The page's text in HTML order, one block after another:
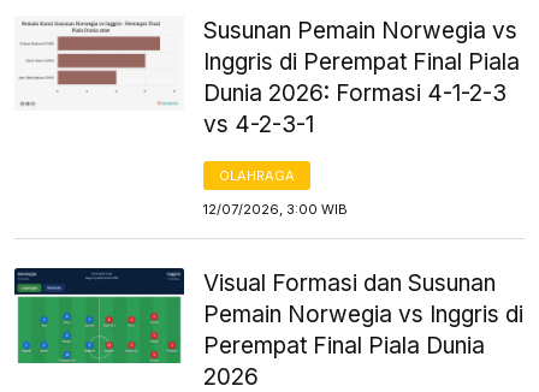
Susunan Pemain Norwegia vs
Inggris di Perempat Final Piala
Dunia 2026: Formasi 4-1-2-3
vs 4-2-3-1
OLAHRAGA
12/07/2026, 3:00 WIB
Visual Formasi dan Susunan
Pemain Norwegia vs Inggris di
Perempat Final Piala Dunia
2026